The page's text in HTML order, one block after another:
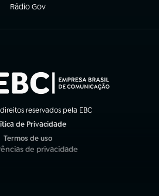
Rádio Gov
(abre em nova aba)
reservados pela EBC
de Privacidade
Termos de uso
(abre em nova aba)
de privacidade